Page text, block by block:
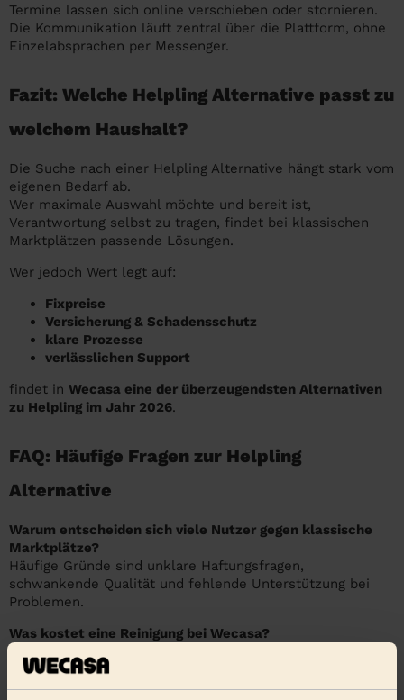
Termine lassen sich online verschieben oder stornieren.
Die Kommunikation läuft zentral über die Plattform, ohne
Einzelabsprachen per Messenger.
Fazit: Welche Helpling Alternative passt zu
welchem Haushalt?
Die Suche nach einer Helpling Alternative hängt stark vom
eigenen Bedarf ab.
Wer maximale Auswahl möchte und bereit ist,
Verantwortung selbst zu tragen, findet bei klassischen
Marktplätzen passende Lösungen.
Wer jedoch Wert legt auf:
Fixpreise
Versicherung & Schadensschutz
klare Prozesse
verlässlichen Support
findet in Wecasa eine der überzeugendsten Alternativen
zu Helpling im Jahr 2026.
FAQ: Häufige Fragen zur Helpling
Alternative
Warum entscheiden sich viele Nutzer gegen klassische
Marktplätze?
Häufige Gründe sind unklare Haftungsfragen,
schwankende Qualität und fehlende Unterstützung bei
Problemen.
Was kostet eine Reinigung bei Wecasa?
Alle Kosten sind vorab transparent.